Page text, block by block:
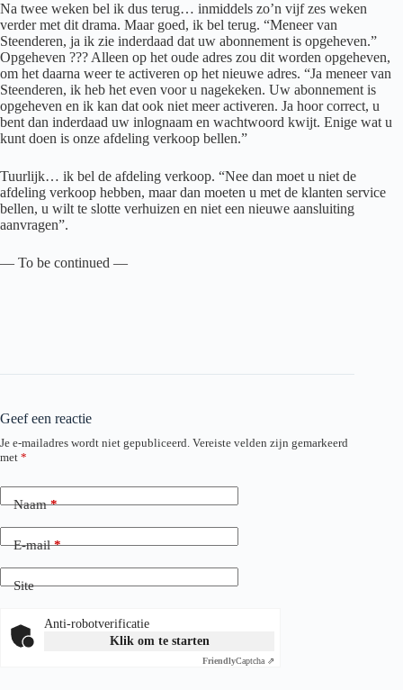
Na twee weken bel ik dus terug… inmiddels zo’n vijf zes weken
verder met dit drama. Maar goed, ik bel terug. “Meneer van
Steenderen, ja ik zie inderdaad dat uw abonnement is opgeheven.”
Opgeheven ??? Alleen op het oude adres zou dit worden opgeheven,
om het daarna weer te activeren op het nieuwe adres. “Ja meneer van
Steenderen, ik heb het even voor u nagekeken. Uw abonnement is
opgeheven en ik kan dat ook niet meer activeren. Ja hoor correct, u
bent dan inderdaad uw inlognaam en wachtwoord kwijt. Enige wat u
kunt doen is onze afdeling verkoop bellen.”
Tuurlijk… ik bel de afdeling verkoop. “Nee dan moet u niet de
afdeling verkoop hebben, maar dan moeten u met de klanten service
bellen, u wilt te slotte verhuizen en niet een nieuwe aansluiting
aanvragen”.
— To be continued —
Geef een reactie
Je e-mailadres wordt niet gepubliceerd. Vereiste velden zijn gemarkeerd
met *
Naam*
E-mail*
Site
Anti-robotverificatie
Klik om te starten
FriendlyCaptcha ⇗